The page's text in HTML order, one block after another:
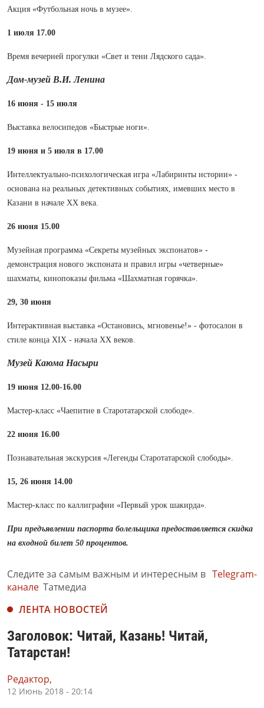
Акция «Футбольная ночь в музее».
1 июля 17.00
Время вечерней прогулки «Свет и тени Лядского сада».
Дом-музей В.И. Ленина
16 июня - 15 июля
Выставка велосипедов «Быстрые ноги».
19 июня и 5 июля в 17.00
Интеллектуально-психологическая игра «Лабиринты истории» -
основана на реальных детективных событиях, имевших место в
Казани в начале XX века.
26 июня 15.00
Музейная программа «Секреты музейных экспонатов» -
демонстрация нового экспоната и правил игры «четверные»
шахматы, кинопоказы фильма «Шахматная горячка».
29, 30 июня
Интерактивная выставка «Остановись, мгновенье!» - фотосалон в
стиле конца XIX - начала XX веков.
Музей Каюма Насыри
19 июня 12.00-16.00
Мастер-класс «Чаепитие в Старотатарской слободе».
22 июня 16.00
Познавательная экскурсия «Легенды Старотатарской слободы».
15, 26 июня 14.00
Мастер-класс по каллиграфии «Первый урок шакирда».
При предъявлении паспорта болельщика предоставляется скидка
на входной билет 50 процентов.
Следите за самым важным и интересным в Telegram-
канале Татмедиа
ЛЕНТА НОВОСТЕЙ
Заголовок: Читай, Казань! Читай,
Татарстан!
Редактор,
12 Июнь 2018 - 20:14